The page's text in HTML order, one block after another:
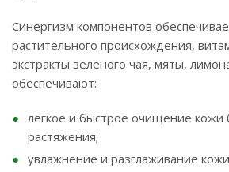
Синергизм компонентов
растительного происхождения,
экстракты зеленого чая, мяты,
обеспечивают:
легкое и быстрое очищение кожи
растяжения;
увлажнение и разглаживание